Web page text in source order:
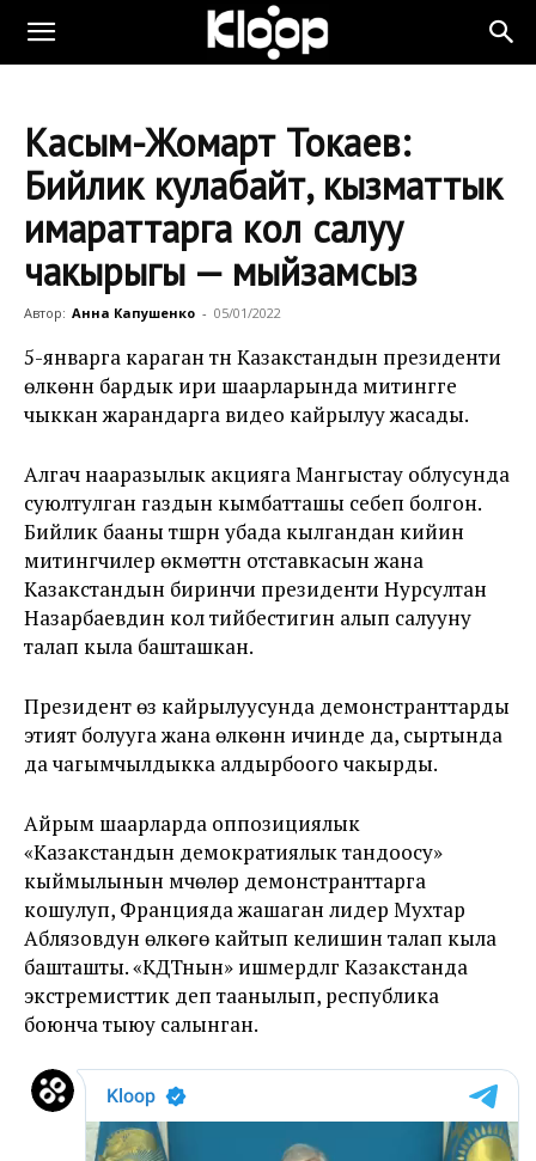
Касым-Жомарт Токаев:
Бийлик кулабайт, кызматтык
имараттарга кол салуу
чакырыгы — мыйзамсыз
Автор: Анна Капушенко - 05/01/2022
5-январга караган түнү Казакстандын президенти
өлкөнүн бардык ири шаарларында митингге
чыккан жарандарга видео кайрылуу жасады.
Алгач нааразылык акцияга Мангыстау облусунда
суюлтулган газдын кымбатташы себеп болгон.
Бийлик бааны түшүрүүнү убада кылгандан кийин
митингчилер өкмөттүн отставкасын жана
Казакстандын биринчи президенти Нурсултан
Назарбаевдин кол тийбестигин алып салууну
талап кыла башташкан.
Президент өз кайрылуусунда демонстранттарды
этият болууга жана өлкөнүн ичинде да, сыртында
да чагымчылдыкка алдырбоого чакырды.
Айрым шаарларда оппозициялык
«Казакстандын демократиялык тандоосу»
кыймылынын мүчөлөрү демонстранттарга
кошулуп, Францияда жашаган лидер Мухтар
Аблязовдун өлкөгө кайтып келишин талап кыла
башташты. «КДТнын» ишмердүүлүгү Казакстанда
экстремисттик деп таанылып, республика
боюнча тыюу салынган.